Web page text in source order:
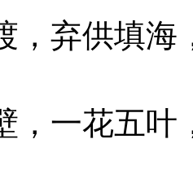
弃供填海
一花五叶